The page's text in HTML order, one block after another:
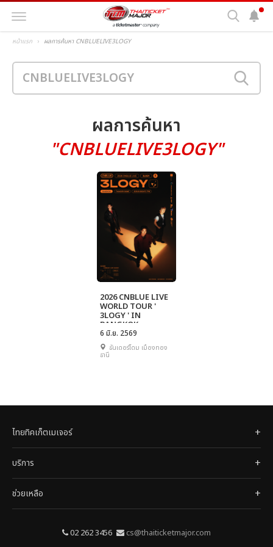
หน้าแรก ผลการค้นหา CNBLUELIVE3LOGY
ผลการค้นหา
"CNBLUELIVE3LOGY"
2026 CNBLUE LIVE
WORLD TOUR '
3LOGY ' IN
BANGKOK
6 มิ.ย. 2569
ธันเดอร์โดม เมืองทอง
ธานี
ไทยทิคเก็ตเมเจอร์
บริการ
ช่วยเหลือ
02 262 3456 cs@thaiticketmajor.com